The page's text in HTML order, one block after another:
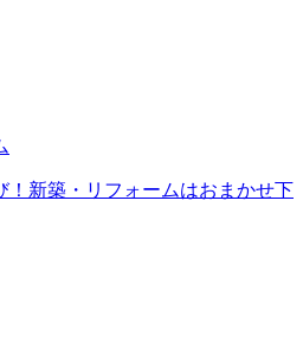
！新築・リフォームはおまかせ下